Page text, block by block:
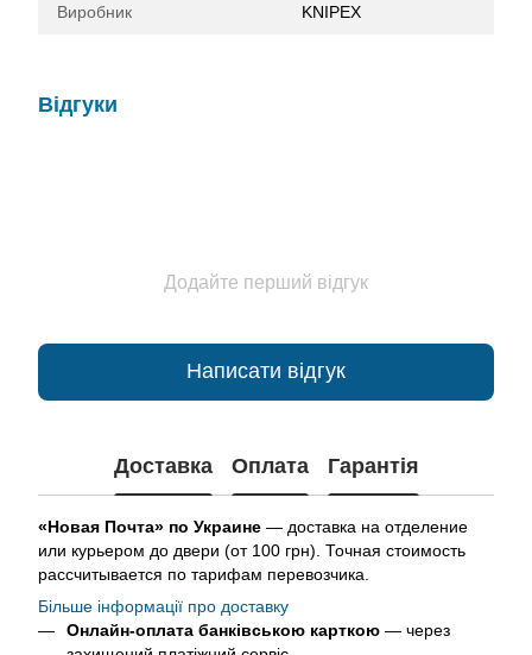
Виробник KNIPEX
Відгуки
Додайте перший відгук
Написати відгук
Доставка Оплата Гарантія
«Новая Почта» по Украине — доставка на отделение
или курьером до двери (от 100 грн). Точная стоимость
рассчитывается по тарифам перевозчика.
Більше інформації про доставку
Онлайн-оплата банківською карткою — через